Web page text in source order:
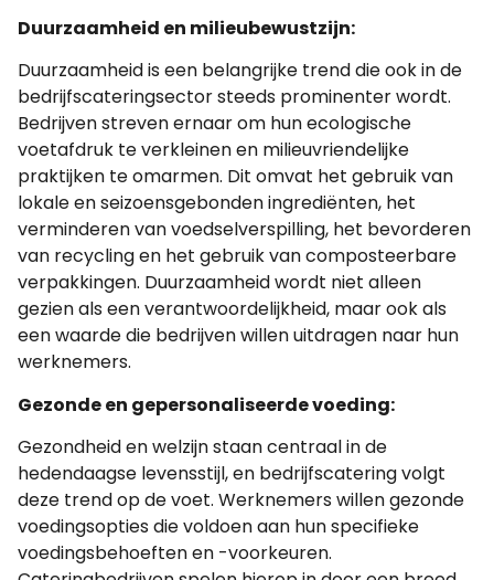
Duurzaamheid en milieubewustzijn:
Duurzaamheid is een belangrijke trend die ook in de
bedrijfscateringsector steeds prominenter wordt.
Bedrijven streven ernaar om hun ecologische
voetafdruk te verkleinen en milieuvriendelijke
praktijken te omarmen. Dit omvat het gebruik van
lokale en seizoensgebonden ingrediënten, het
verminderen van voedselverspilling, het bevorderen
van recycling en het gebruik van composteerbare
verpakkingen. Duurzaamheid wordt niet alleen
gezien als een verantwoordelijkheid, maar ook als
een waarde die bedrijven willen uitdragen naar hun
werknemers.
Gezonde en gepersonaliseerde voeding:
Gezondheid en welzijn staan centraal in de
hedendaagse levensstijl, en bedrijfscatering volgt
deze trend op de voet. Werknemers willen gezonde
voedingsopties die voldoen aan hun specifieke
voedingsbehoeften en -voorkeuren.